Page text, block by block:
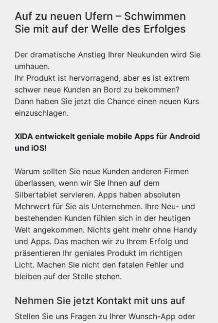
Auf zu neuen Ufern – Schwimmen
Sie mit auf der Welle des Erfolges
Der dramatische Anstieg Ihrer Neukunden wird Sie
umhauen.
Ihr Produkt ist hervorragend, aber es ist extrem
schwer neue Kunden an Bord zu bekommen?
Dann haben Sie jetzt die Chance einen neuen Kurs
einzuschlagen.
XIDA entwickelt geniale mobile Apps für Android
und iOS!
Warum sollten Sie neue Kunden anderen Firmen
überlassen, wenn wir Sie Ihnen auf dem
Silbertablet servieren. Apps haben absoluten
Mehrwert für Sie als Unternehmen. Ihre Neu- und
bestehenden Kunden fühlen sich in der heutigen
Welt angekommen. Nichts geht mehr ohne Handy
und Apps. Das machen wir zu Ihrem Erfolg und
präsentieren Ihr geniales Produkt im richtigen
Licht. Machen Sie nicht den fatalen Fehler und
bleiben auf der Stelle stehen.
Nehmen Sie jetzt Kontakt mit uns auf
Stellen Sie uns Fragen zu Ihrer Wunsch-App oder